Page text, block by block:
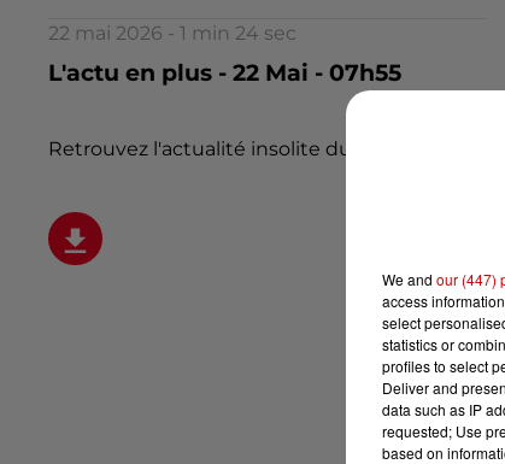
22 mai 2026 - 1 min 24 sec
L'actu en plus - 22 Mai - 07h55
Retrouvez l'actualité insolite du jour dans l 'Actu
We and our (447)
access
select
statistics or
profiles to select
Deliver and
data such as IP
requested; Use
based on